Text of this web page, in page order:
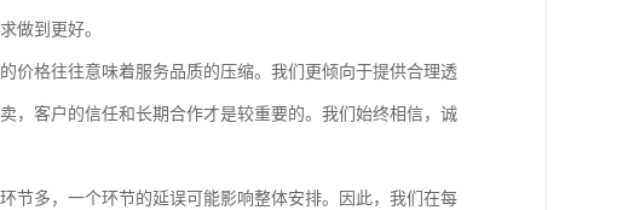
做到更好。
价格往往意味着服务品质的压缩。我们更倾向于提供合理透
，客户的信任和长期合作才是较重要的。我们始终相信，诚
节多，一个环节的延误可能影响整体安排。因此，我们在每